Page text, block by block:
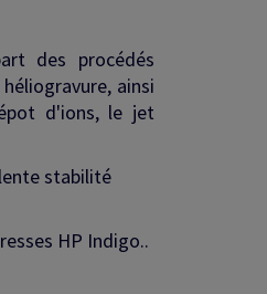
des procédés
ainsi
d'ions, le jet
stabilité
HP Indigo..